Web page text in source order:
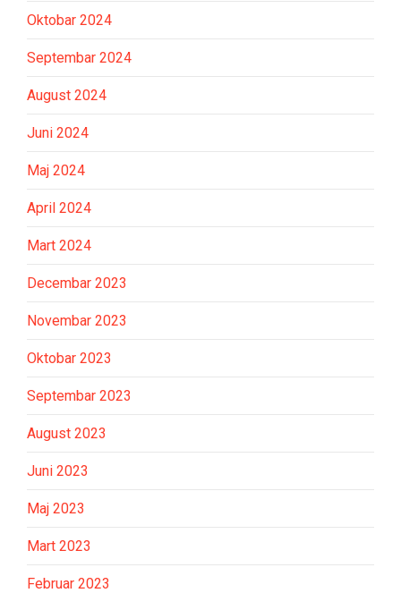
Oktobar 2024
Septembar 2024
August 2024
Juni 2024
Maj 2024
April 2024
Mart 2024
Decembar 2023
Novembar 2023
Oktobar 2023
Septembar 2023
August 2023
Juni 2023
Maj 2023
Mart 2023
Februar 2023